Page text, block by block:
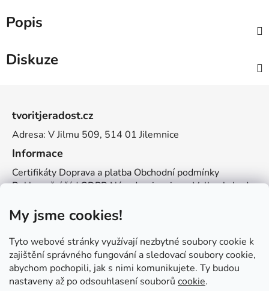
My jsme cookies!
Tyto webové stránky využívají nezbytné soubory cookie k
zajištění správného fungování a sledovací soubory cookie,
abychom pochopili, jak s nimi komunikujete. Ty budou
nastaveny až po odsouhlasení souborů cookie.
Popis
Diskuze
tvoritjeradost.cz
Adresa: V Jilmu 509, 514 01 Jilemnice
Informace
Certifikáty Doprava a platba Obchodní podmínky
Reklamační řádGDPRNávody a inspiraceVelkoobchod
Kontakt
info@zemetvoreni.cz Míša:605 077 705
Adél:775 683 521
Zemětvoření